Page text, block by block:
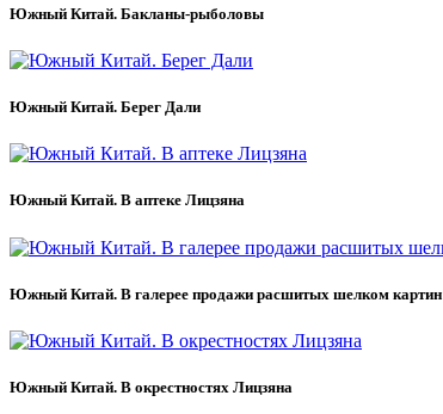
Южный Китай. Бакланы-рыболовы
Южный Китай. Берег Дали
Южный Китай. В аптеке Лицзяна
Южный Китай. В галерее продажи расшитых шелком картин
Южный Китай. В окрестностях Лицзяна